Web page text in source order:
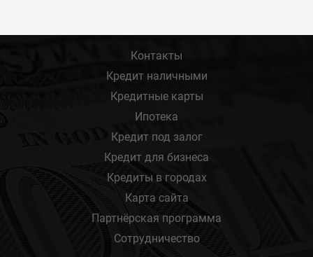
Контакты
Кредит наличными
Кредитные карты
Ипотека
Кредит под залог
Кредит для бизнеса
Кредиты в городах
Карта сайта
Партнёрская программа
Сотрудничество